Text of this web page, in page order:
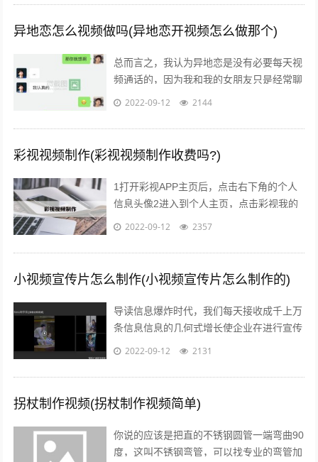
异地恋怎么视频做吗(异地恋开视频怎么做那个)
总而言之，我认为异地恋是没有必要每天视
频通话的，因为我和我的女朋友只是经常聊
天，但并不会视频通话，而且如果我们相互
2022-09-12 2144
彩视视频制作(彩视视频制作收费吗?)
1打开彩视APP主页后，点击右下角的个人
信息头像2进入到个人主页，点击彩视我的
作品一项，选择一个视频，点击进去3接着
2022-09-12 2357
小视频宣传片怎么制作(小视频宣传片怎么制作的)
导读信息爆炸时代，我们每天接收成千上万
条信息信息的几何式增长使企业在进行宣传
推广时不得不绞尽脑汁推陈出新，吸引消费
2022-09-12 2131
拐杖制作视频(拐杖制作视频简单)
你说的应该是把直的不锈钢圆管一端弯曲90
度，这叫不锈钢弯管，可以找专业的弯管加